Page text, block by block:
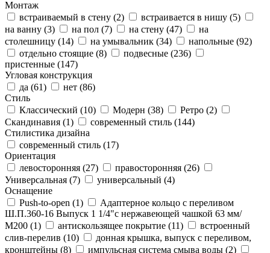
Монтаж
встраиваемый в стену (2) встраивается в нишу (5)
на ванну (3) на пол (7) на стену (47)
на
столешницу (14) на умывальник (34) напольные (92)
отдельно стоящие (8) подвесные (236)
пристенные (147)
Угловая конструкция
да (61) нет (86)
Стиль
Классический (10) Модерн (38) Ретро (2)
Скандинавия (1) современный стиль (144)
Стилистика дизайна
современный стиль (17)
Ориентация
левосторонняя (27) правосторонняя (26)
Универсальная (7) универсальный (4)
Оснащение
Push-to-open (1)
Адаптерное кольцо с переливом
Ш.П.360-16 Выпуск 1 1/4"с нержавеющей чашкой 63 мм/
М200 (1) антискользящее покрытие (11)
встроенный
слив-перелив (10)
донная крышка, выпуск с переливом,
кронштейны (8) импульсная система смыва воды (2)